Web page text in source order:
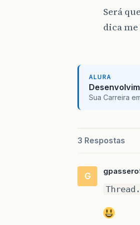
Será
dica
ALURA
Sua Carreira
3 Respostas
G gpassero